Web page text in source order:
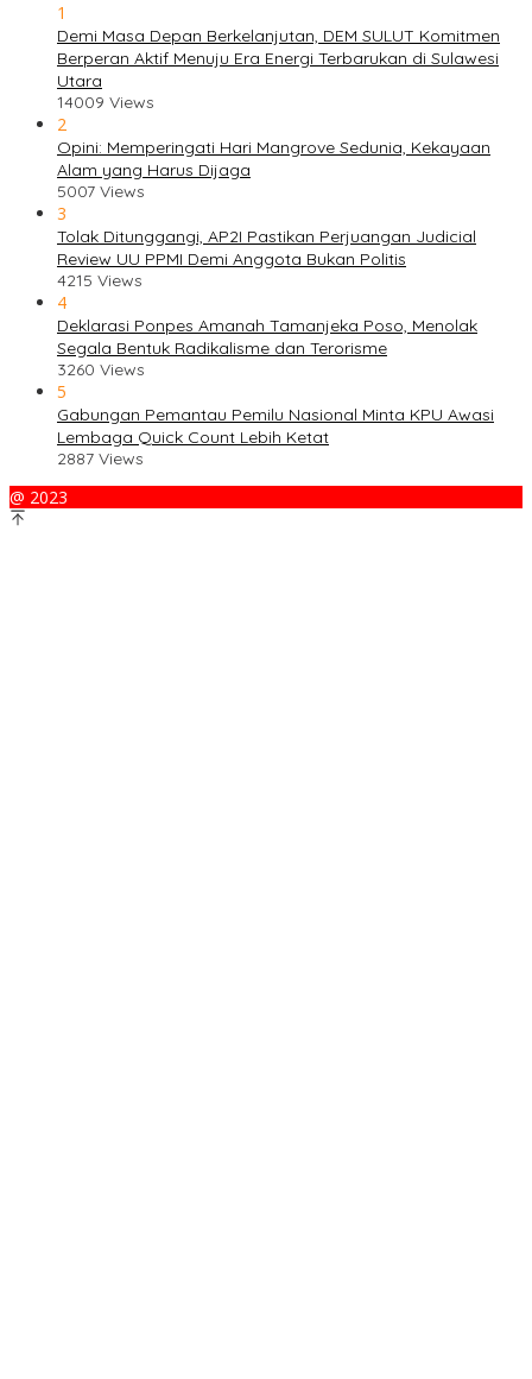
1
Demi Masa Depan Berkelanjutan, DEM SULUT Komitmen
Berperan Aktif Menuju Era Energi Terbarukan di Sulawesi
Utara
14009 Views
2
Opini: Memperingati Hari Mangrove Sedunia, Kekayaan
Alam yang Harus Dijaga
5007 Views
3
Tolak Ditunggangi, AP2I Pastikan Perjuangan Judicial
Review UU PPMI Demi Anggota Bukan Politis
4215 Views
4
Deklarasi Ponpes Amanah Tamanjeka Poso, Menolak
Segala Bentuk Radikalisme dan Terorisme
3260 Views
5
Gabungan Pemantau Pemilu Nasional Minta KPU Awasi
Lembaga Quick Count Lebih Ketat
2887 Views
@ 2023